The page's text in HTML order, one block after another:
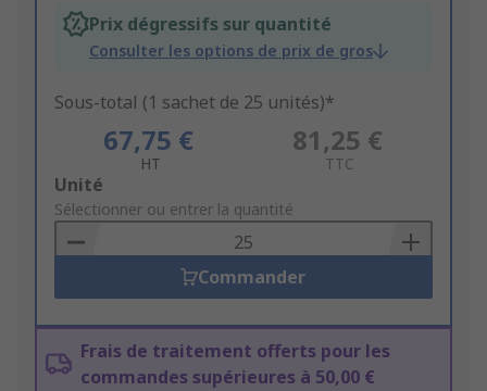
Prix dégressifs sur quantité
Consulter les options de prix de gros
Sous-total (1 sachet de 25 unités)*
67,75 €
HT
81,25 €
TTC
Add
to
Basket
Unité
Sélectionner ou entrer la quantité
Commander
Frais de traitement offerts pour les
commandes supérieures à 50,00 €